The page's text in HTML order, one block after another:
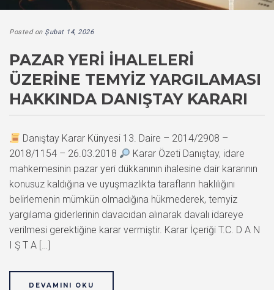
Posted on Şubat 14, 2026
PAZAR YERI İHALELERI
ÜZERINE TEMYIZ YARGILAMASI
HAKKINDA DANIŞTAY KARARI
Danıştay Karar Künyesi 13. Daire – 2014/2908 –
2018/1154 – 26.03.2018
Karar Özeti Danıştay, idare
mahkemesinin pazar yeri dükkanının ihalesine dair kararının
konusuz kaldığına ve uyuşmazlıkta tarafların haklılığını
belirlemenin mümkün olmadığına hükmederek, temyiz
yargılama giderlerinin davacıdan alınarak davalı idareye
verilmesi gerektiğine karar vermiştir. Karar İçeriği T.C. D A N
I Ş T A […]
DEVAMINI OKU